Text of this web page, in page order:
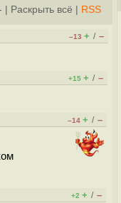
Раскрыть всё RSS
–13 + / –
+15 + / –
–14 + / –
+2 + / –